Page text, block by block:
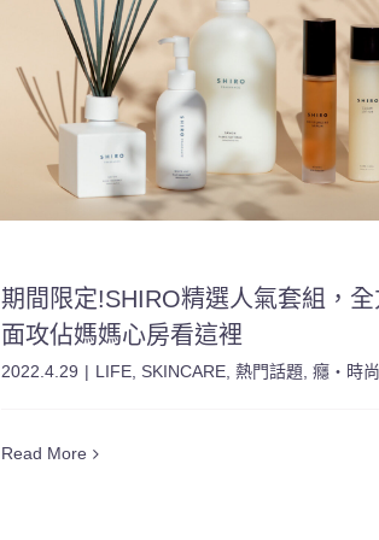
期間限定!SHIRO精選人氣套組，全
面攻佔媽媽心房看這裡
2022.4.29 | LIFE, SKINCARE, 熱門話題, 癮・時尚
Read More